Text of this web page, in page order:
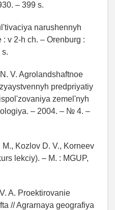
– 399 s.
narushennyh
v 2-h ch. – Orenburg :
s.
V. Agrolandshaftnoe
predpriyatiy
zemel'nyh
– 2004. – № 4. –
Kozlov D. V., Korneev
lekciy). – M. : MGUP,
A. Proektirovanie
// Agrarnaya geografiya